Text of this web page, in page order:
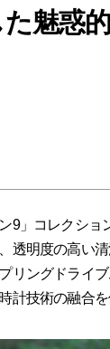
魅惑
9」コレクショ
透明度の高い
リングドライ
計技術の融合を